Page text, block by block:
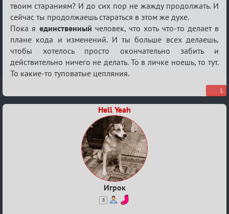
твоим стараниям? И до сих пор не жажду продолжать. И
сейчас ты продолжаешь стараться в этом же духе.
Пока я единственный человек, что хоть что-то делает в
плане кода и изменений. И ты больше всех делаешь,
чтобы хотелось просто окончательно забить и
действительно ничего не делать. То в личке ноешь, то тут.
То какие-то туповатые цепляния.
1
Hell Yeah
Игрок
8